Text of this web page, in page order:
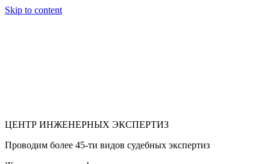
Skip to content
ЦЕНТР ИНЖЕНЕРНЫХ ЭКСПЕРТИЗ
Проводим более 45-ти видов судебных экспертиз